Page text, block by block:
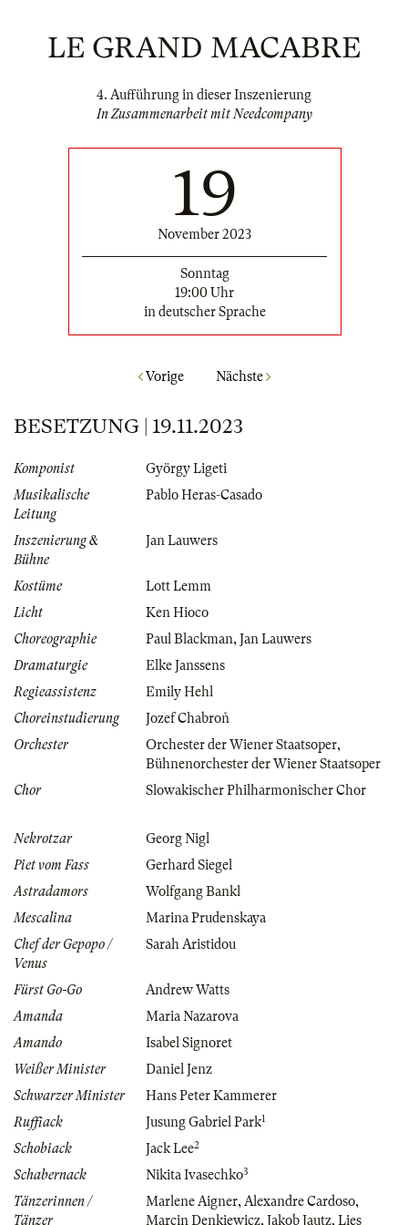
LE GRAND MACABRE
4. Aufführung in dieser Inszenierung
In Zusammenarbeit mit Needcompany
19
November 2023
Sonntag
19:00 Uhr
in deutscher Sprache
Vorige Nächste
BESETZUNG | 19.11.2023
Komponist
György Ligeti
Musikalische
Leitung
Pablo Heras-Casado
Inszenierung &
Bühne
Jan Lauwers
Kostüme
Lott Lemm
Licht
Ken Hioco
Choreographie
Paul Blackman,Jan Lauwers
Dramaturgie
Elke Janssens
Regieassistenz
Emily Hehl
Choreinstudierung
Jozef Chabroň
Orchester
Orchester der Wiener Staatsoper,
Bühnenorchester der Wiener Staatsoper
Chor
Slowakischer Philharmonischer Chor
Nekrotzar
Georg Nigl
Piet vom Fass
Gerhard Siegel
Astradamors
Wolfgang Bankl
Mescalina
Marina Prudenskaya
Chef der Gepopo /
Venus
Sarah Aristidou
Fürst Go-Go
Andrew Watts
Amanda
Maria Nazarova
Amando
Isabel Signoret
Weißer Minister
Daniel Jenz
Schwarzer Minister
Hans Peter Kammerer
Ruffiack
Jusung Gabriel Park1
Schobiack Jack Lee2
Schabernack Nikita Ivasechko3
Tänzerinnen /
Tänzer
Marlene Aigner,Alexandre Cardoso,
Marcin Denkiewicz,Jakob Jautz,Lies